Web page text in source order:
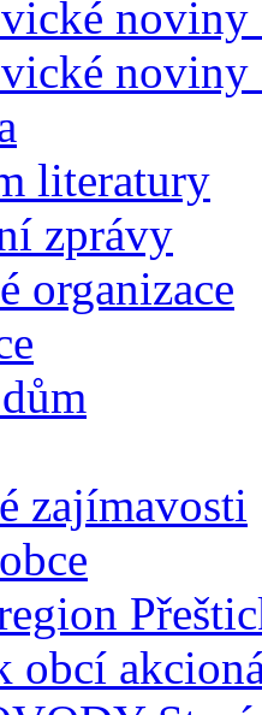
noviny
noviny
literatury
zprávy
organizace
zajímavosti
obcí